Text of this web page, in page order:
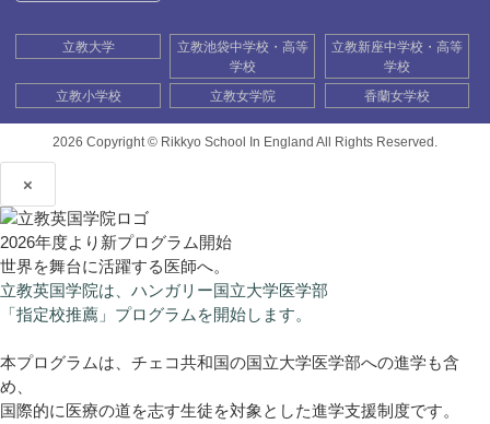
立教大学
立教池袋中学校・高等
学校
立教新座中学校・高等
学校
立教小学校
立教女学院 香蘭女学校
2026 Copyright © Rikkyo School In England All Rights Reserved.
×
2026年度より新プログラム開始
世界を舞台に活躍する医師へ。
立教英国学院は、ハンガリー国立大学医学部
「指定校推薦」プログラムを開始します。
本プログラムは、チェコ共和国の国立大学医学部への進学も含
め、
国際的に医療の道を志す生徒を対象とした進学支援制度です。